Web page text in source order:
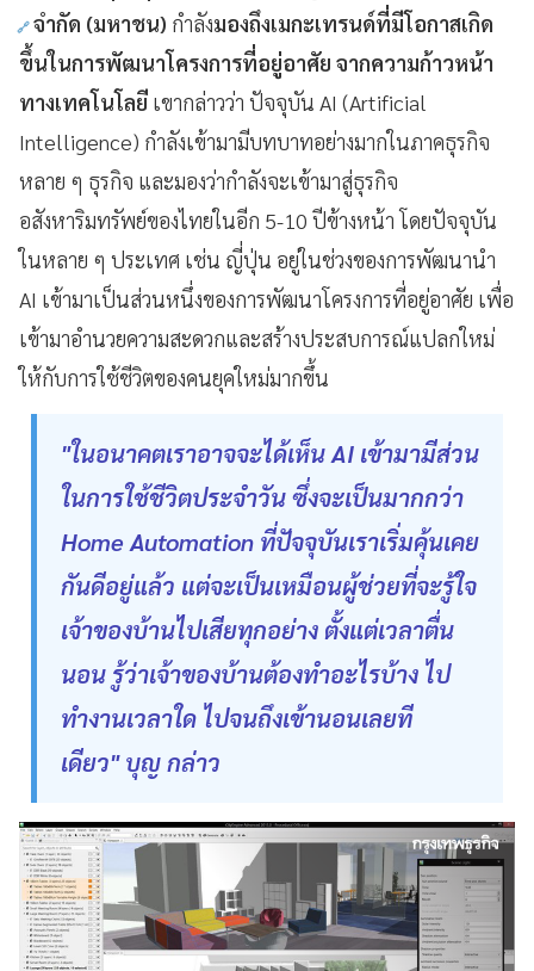
จำกัด (มหาชน) กำลังมองถึงเมกะเทรนด์ที่มีโอกาสเกิด
ขึ้นในการพัฒนาโครงการที่อยู่อาศัย จากความก้าวหน้า
ทางเทคโนโลยี เขากล่าวว่า ปัจจุบัน AI (Artificial
Intelligence) กำลังเข้ามามีบทบาทอย่างมากในภาคธุรกิจ
หลาย ๆ ธุรกิจ และมองว่ากำลังจะเข้ามาสู่ธุรกิจ
อสังหาริมทรัพย์ของไทยในอีก 5-10 ปีข้างหน้า โดยปัจจุบัน
ในหลาย ๆ ประเทศ เช่น ญี่ปุ่น อยู่ในช่วงของการพัฒนานำ
AI เข้ามาเป็นส่วนหนึ่งของการพัฒนาโครงการที่อยู่อาศัย เพื่อ
เข้ามาอำนวยความสะดวกและสร้างประสบการณ์แปลกใหม่
ให้กับการใช้ชีวิตของคนยุคใหม่มากขึ้น
"ในอนาคตเราอาจจะได้เห็น AI เข้ามามีส่วน
ในการใช้ชีวิตประจำวัน ซึ่งจะเป็นมากกว่า
Home Automation ที่ปัจจุบันเราเริ่มคุ้นเคย
กันดีอยู่แล้ว แต่จะเป็นเหมือนผู้ช่วยที่จะรู้ใจ
เจ้าของบ้านไปเสียทุกอย่าง ตั้งแต่เวลาตื่น
นอน รู้ว่าเจ้าของบ้านต้องทำอะไรบ้าง ไป
ทำงานเวลาใด ไปจนถึงเข้านอนเลยที
เดียว" บุญ กล่าว